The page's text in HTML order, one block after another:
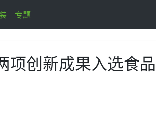
专题
项创新成果入选食品